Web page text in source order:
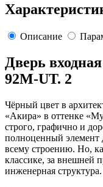
Описание
Дверь
92M-UT. 2
Чёрный цвет в
«Акира» в оттенке
строго, графично и
полноценный элемент
всему строению. Но,
классике, за внешней
инженерная структура.